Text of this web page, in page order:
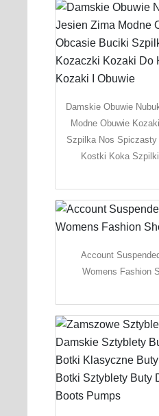
Damskie Obuwie
Modne Obuwie
Szpilka Nos
Kostki Koka
Account
Womens Fashion